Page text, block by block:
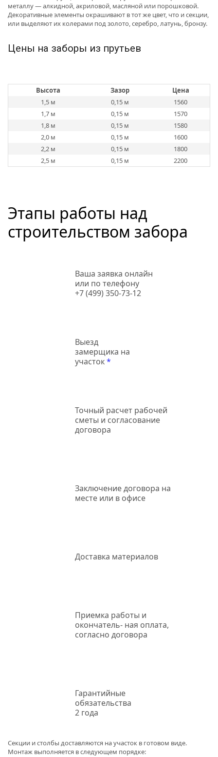
металлу — алкидной, акриловой, масляной или порошковой.
Декоративные элементы окрашивают в тот же цвет, что и секции,
или выделяют их колерами под золото, серебро, латунь, бронзу.
Цены на заборы из прутьев
Высота Зазор
Цена
1,5 м
0,15 м
1560
1,7 м
0,15 м
1570
1,8 м
0,15 м
1580
2,0 м
0,15 м
1600
2,2 м
0,15 м
1800
2,5 м
0,15 м 2200
Этапы работы над
строительством забора
Ваша заявка онлайн
или по телефону
+7 (499) 350-73-12
Выезд
замерщика на
участок*
Точный расчет рабочей
сметы и согласование
договора
Заключениедоговора на
месте или в офисе
Доставка материалов
Приемка работы и
окончатель- ная оплата,
согласно договора
Гарантийные
обязательства
2 года
Секции и столбы доставляются на участок в готовом виде.
Монтаж выполняется в следующем порядке: